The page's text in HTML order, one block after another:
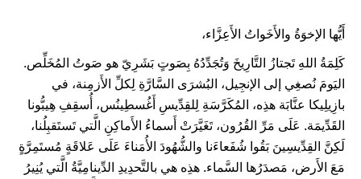
أَيُّها الإخوَةُ والأَخَواتُ الأَعِزَّاء،
كَلِمَةُ اللهِ تَجتازُ التَّارِيخَ وَتُجَدِّدُهُ بِصَوتٍ بَشَرِيّ هو صَوتُ المُخَلِّص.
اليَومَ نُصغِي إلى الإنجِيل، البُشرَى السَّارَّةِ لِكلِّ الأَزمِنة، في
بازِيلِيكا عنَّابَة هذِه، المُكَرَّسَةِ لِلقِدِّيسِ أَغُسطِينُس، أُسقِفِ هِيبُّونا
القَدِّيمَة. عَلَى مَرِّ القُرُون، تَغَيَّرَتْ أَسماءُ الأَماكِنِ الَّتي تَستَقبِلُنا،
لَكِنَّ القِدِّيسِينَ بَقُوا شُفَعاءَنا والشُّهُودَ الأُمَناءَ عَلَى عَلاقَةٍ مُستَمِرَّةٍ
مَعَ الأَرض، مَصدَرُها السَّماء. هذِه هي بالتَّحدِيدِ الدِّينامِيَّةُ الَّتي يُنِيرُ